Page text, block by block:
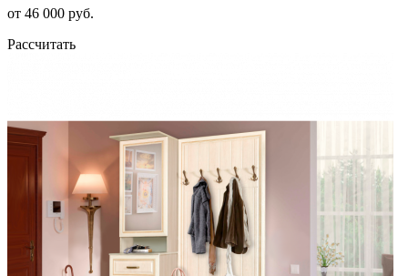
от 46 000 руб.
Рассчитать